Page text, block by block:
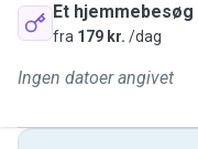
Et
fra 179 kr. /dag
Ingen datoer angivet